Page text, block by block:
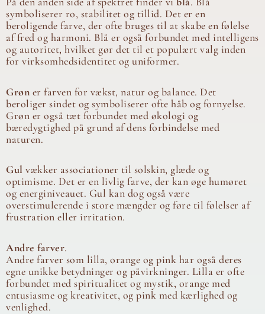
symboliserer ro, stabilitet og tillid. Det er en
beroligende farve, der ofte bruges til at skabe en følelse
af fred og harmoni. Blå er også forbundet med intelligens
og autoritet, hvilket gør det til et populært valg inden
for virksomhedsidentitet og uniformer.
Grøn er farven for vækst, natur og balance. Det
beroliger sindet og symboliserer ofte håb og fornyelse.
Grøn er også tæt forbundet med økologi og
bæredygtighed på grund af dens forbindelse med
naturen.
Gul vækker associationer til solskin, glæde og
optimisme. Det er en livlig farve, der kan øge humøret
og energiniveauet. Gul kan dog også være
overstimulerende i store mængder og føre til følelser af
frustration eller irritation.
Andre farver.
Andre farver som lilla, orange og pink har også deres
egne unikke betydninger og påvirkninger. Lilla er ofte
forbundet med spiritualitet og mystik, orange med
entusiasme og kreativitet, og pink med kærlighed og
venlighed.